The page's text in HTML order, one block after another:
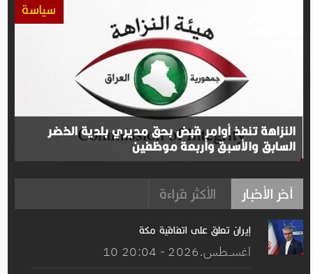
سياسة
النزاهة تنفذ أوامر قبض بحق مديري بلدية الخضر
السابق والأسبق وأربعة موظفين
آخر الأخبار الأكثر قراءة
إيران تعلق على اتفاقیة مكة
10 اغســطس.2026 - 20:04